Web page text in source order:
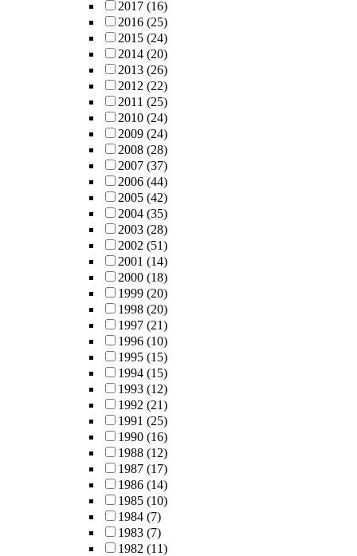
2017 (16)
2016 (25)
2015 (24)
2014 (20)
2013 (26)
2012 (22)
2011 (25)
2010 (24)
2009 (24)
2008 (28)
2007 (37)
2006 (44)
2005 (42)
2004 (35)
2003 (28)
2002 (51)
2001 (14)
2000 (18)
1999 (20)
1998 (20)
1997 (21)
1996 (10)
1995 (15)
1994 (15)
1993 (12)
1992 (21)
1991 (25)
1990 (16)
1988 (12)
1987 (17)
1986 (14)
1985 (10)
1984 (7)
1983 (7)
1982 (11)